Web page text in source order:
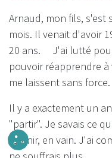
Arnaud, mon fils, s'est
mois. Il venait d'avoir
20 ans. J'ai lutté pour
pouvoir réapprendre à
me laissent sans force.
Il y a exactement un
"partir". Je savais ce
retenir, en vain. J'ai